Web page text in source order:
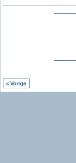
< Vorige